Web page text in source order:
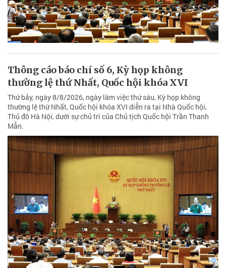
Thông cáo báo chí số 6, Kỳ họp không
thường lệ thứ Nhất, Quốc hội khóa XVI
Thứ bảy, ngày 8/8/2026, ngày làm việc thứ sáu, Kỳ họp không
thường lệ thứ Nhất, Quốc hội khóa XVI diễn ra tại Nhà Quốc hội,
Thủ đô Hà Nội, dưới sự chủ trì của Chủ tịch Quốc hội Trần Thanh
Mẫn.